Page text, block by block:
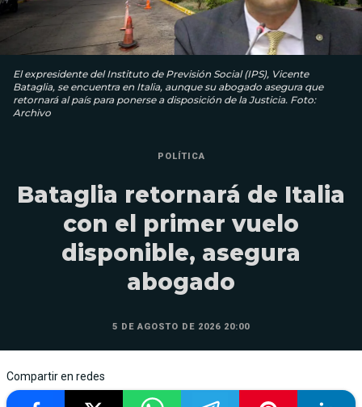
El expresidente del Instituto de Previsión Social (IPS), Vicente
Bataglia, se encuentra en Italia, aunque su abogado asegura que
retornará al país para ponerse a disposición de la Justicia. Foto:
Archivo
POLÍTICA
Bataglia retornará de Italia
con el primer vuelo
disponible, asegura
abogado
5 DE AGOSTO DE 2026 20:00
Compartir en redes